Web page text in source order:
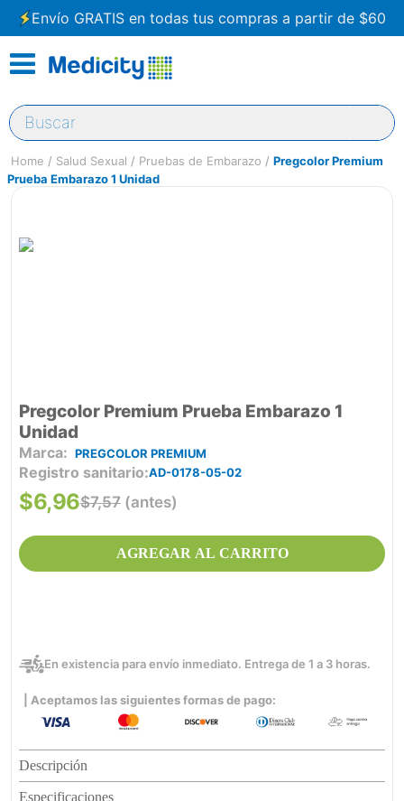
Envío GRATIS en todas tus compras a partir de $60
Buscar
Salud Sexual Pruebas de Embarazo
Pregcolor Premium
Prueba Embarazo 1 Unidad
Pregcolor Premium Prueba Embarazo 1
Unidad
PREGCOLOR PREMIUM
Registro sanitario AD-0178-05-02
$7,57 (antes)
$6,96
AGREGAR AL CARRITO
En existencia para envío inmediato. Entrega de 1 a 3 horas.
| Aceptamos las siguientes formas de pago:
Descripción
Especificaciones